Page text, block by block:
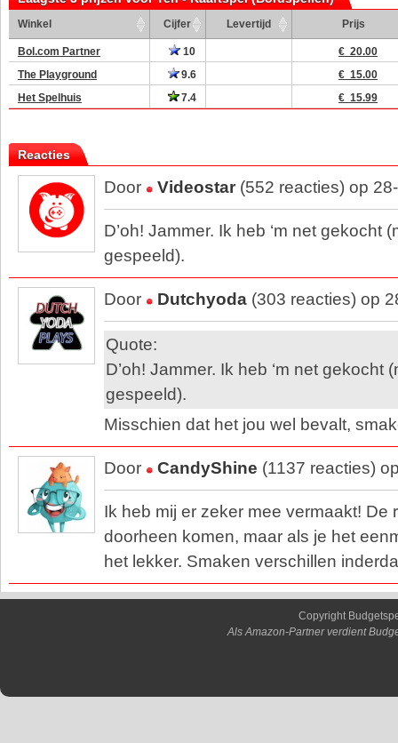
Winkel Cijfer Levertijd Prijs
Bol.com Partner 10
€ 20.00
The Playground
9.6
€ 15.00
Het Spelhuis
7.4 € 15.99
Reacties
Door Videostar (552 reacties) op
D’oh! Jammer. Ik heb ‘m net gekocht
gespeeld).
Door Dutchyoda (303 reacties) op
Quote:
D’oh! Jammer. Ik heb ‘m net gekocht
gespeeld).
Misschien dat het jou wel bevalt,
Door CandyShine (1137 reacties)
Ik heb mij er zeker mee vermaakt! De
doorheen komen, maar als je het
het lekker. Smaken verschillen
Copyright
Als Amazon-Partner verdient